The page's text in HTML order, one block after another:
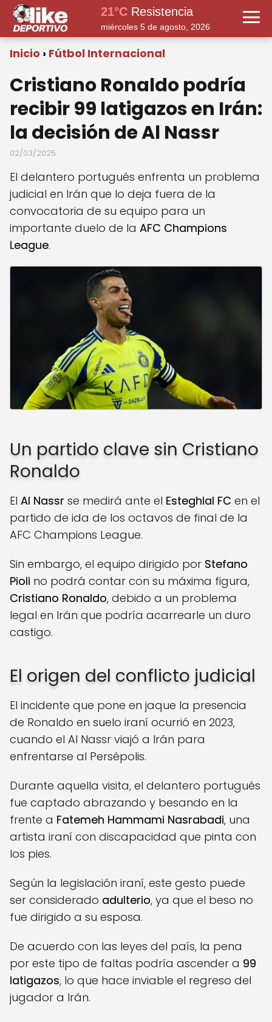
21°C Resistencia
miércoles 5 de agosto, 2026
Inicio Fútbol Internacional
Cristiano Ronaldo podría
recibir 99 latigazos en Irán:
la decisión de Al Nassr
02/03/2025
El delantero portugués enfrenta un problema
judicial en Irán que lo deja fuera de la
convocatoria de su equipo para un
importante duelo de la AFC Champions
League.
Un partido clave sin Cristiano
Ronaldo
El Al Nassr se medirá ante el Esteghlal FC en el
partido de ida de los octavos de final de la
AFC Champions League.
Sin embargo, el equipo dirigido por Stefano
Pioli no podrá contar con su máxima figura,
Cristiano Ronaldo, debido a un problema
legal en Irán que podría acarrearle un duro
castigo.
El origen del conflicto judicial
El incidente que pone en jaque la presencia
de Ronaldo en suelo iraní ocurrió en 2023,
cuando el Al Nassr viajó a Irán para
enfrentarse al Persépolis.
Durante aquella visita, el delantero portugués
fue captado abrazando y besando en la
frente a Fatemeh Hammami Nasrabadi, una
artista iraní con discapacidad que pinta con
los pies.
Según la legislación iraní, este gesto puede
ser considerado adulterio, ya que el beso no
fue dirigido a su esposa.
De acuerdo con las leyes del país, la pena
por este tipo de faltas podría ascender a 99
latigazos, lo que hace inviable el regreso del
jugador a Irán.